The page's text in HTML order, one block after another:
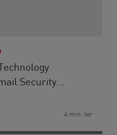
Security...
4 min. ler